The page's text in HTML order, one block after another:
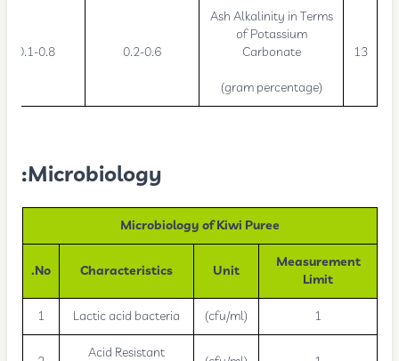
13
Ash Alkalinity in Terms
of Potassium
Carbonate
(gram percentage)
0.2-0.6
0.1-0.8
Microbiology:
Microbiology of Kiwi Puree
Measurement
Limit
Unit
Characteristics
No.
1
(cfu/ml)
Lactic acid bacteria
1
Acid Resistant